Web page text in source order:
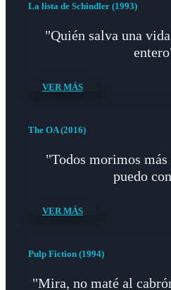
La lista de Schindler (1993)
"Quién salva una
VER MÁS
The OA (2016)
"Todos morimos más
puedo
VER MÁS
Pulp Fiction (1994)
"Mira, no maté al